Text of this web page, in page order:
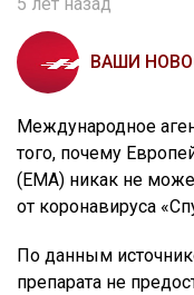
ВАШИ
Международное
того, почему
(ЕМА) никак не
от коронавируса
По данным
препарата не